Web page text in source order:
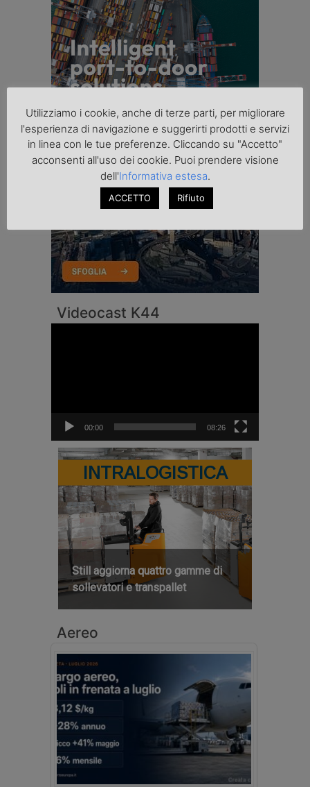
Videocast K44
00:00 08:26
INTRALOGISTICA
Still aggiorna quattro gamme di
sollevatori e transpallet
Aereo
Utilizziamo i cookie, anche di terze parti, per migliorare
l'esperienza di navigazione e suggerirti prodotti e servizi
in linea con le tue preferenze. Cliccando su "Accetto"
acconsenti all'uso dei cookie. Puoi prendere visione
dell'Informativa estesa.
ACCETTO Rifiuto